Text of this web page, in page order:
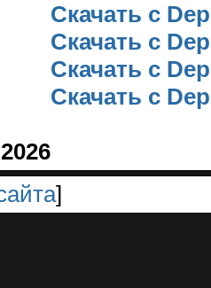
Скачать с
Скачать с
Скачать с
Скачать с
]